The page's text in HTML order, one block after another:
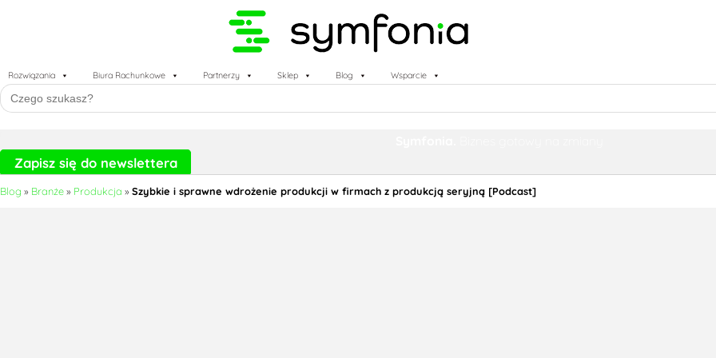
Rozwiązania Biura Rachunkowe Partnerzy Sklep Blog Wsparcie
Search
for:
Zapisz się do newslettera
Blog » Branże» Produkcja » Szybkie i sprawne wdrożenie produkcji w firmach z produkcją seryjną [Podcast]